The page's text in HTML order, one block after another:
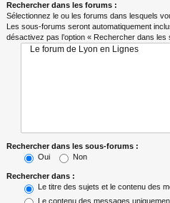
Rechercher dans les forums :
Sélectionnez le ou les forums dans lesquels
Les sous-forums seront automatiquement
désactivez pas l’option « Rechercher dans
Rechercher dans les sous-forums :
Oui
Non
Rechercher dans :
Le titre des sujets et le contenu des
Le contenu des messages